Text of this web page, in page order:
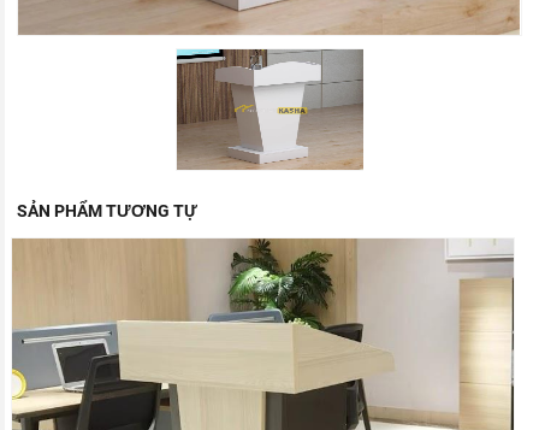
SẢN PHẨM TƯƠNG TỰ